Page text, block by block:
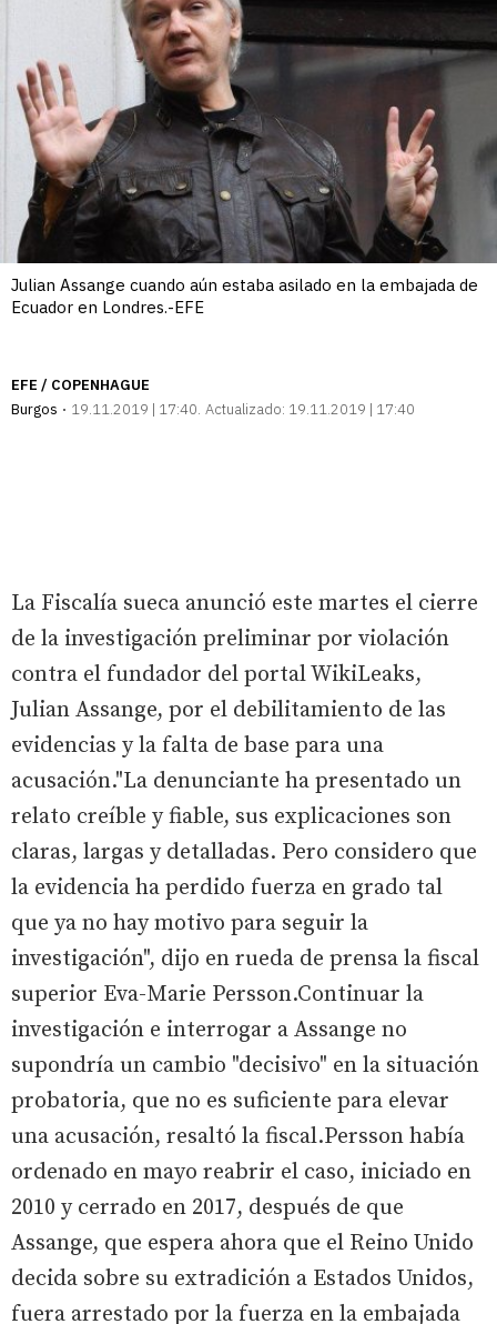
Julian Assange cuando aún estaba asilado en la embajada de
Ecuador en Londres.-EFE
EFE / COPENHAGUE
Burgos
19.11.2019 | 17:40 Actualizado: 19.11.2019 | 17:40
La Fiscalía sueca anunció este martes el cierre
de la investigación preliminar por violación
contra el fundador del portal WikiLeaks,
Julian Assange, por el debilitamiento de las
evidencias y la falta de base para una
acusación."La denunciante ha presentado un
relato creíble y fiable, sus explicaciones son
claras, largas y detalladas. Pero considero que
la evidencia ha perdido fuerza en grado tal
que ya no hay motivo para seguir la
investigación", dijo en rueda de prensa la fiscal
superior Eva-Marie Persson.Continuar la
investigación e interrogar a Assange no
supondría un cambio "decisivo" en la situación
probatoria, que no es suficiente para elevar
una acusación, resaltó la fiscal.Persson había
ordenado en mayo reabrir el caso, iniciado en
2010 y cerrado en 2017, después de que
Assange, que espera ahora que el Reino Unido
decida sobre su extradición a Estados Unidos,
fuera arrestado por la fuerza en la embajada